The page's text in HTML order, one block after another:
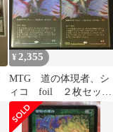
¥2,355
MTG 道の体現者、シ
ィコ foil ２枚セッ
ト ボーダーレス #tu